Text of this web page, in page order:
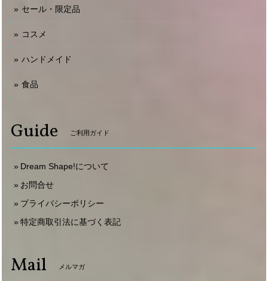
セール・限定品
コスメ
ハンドメイド
食品
Guide ご利用ガイド
Dream Shape!について
お問合せ
プライバシーポリシー
特定商取引法に基づく表記
Mail メルマガ